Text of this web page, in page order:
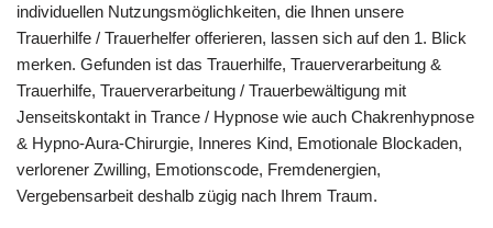
individuellen Nutzungsmöglichkeiten, die Ihnen unsere
Trauerhilfe / Trauerhelfer offerieren, lassen sich auf den 1. Blick
merken. Gefunden ist das Trauerhilfe, Trauerverarbeitung &
Trauerhilfe, Trauerverarbeitung / Trauerbewältigung mit
Jenseitskontakt in Trance / Hypnose wie auch Chakrenhypnose
& Hypno-Aura-Chirurgie, Inneres Kind, Emotionale Blockaden,
verlorener Zwilling, Emotionscode, Fremdenergien,
Vergebensarbeit deshalb zügig nach Ihrem Traum.